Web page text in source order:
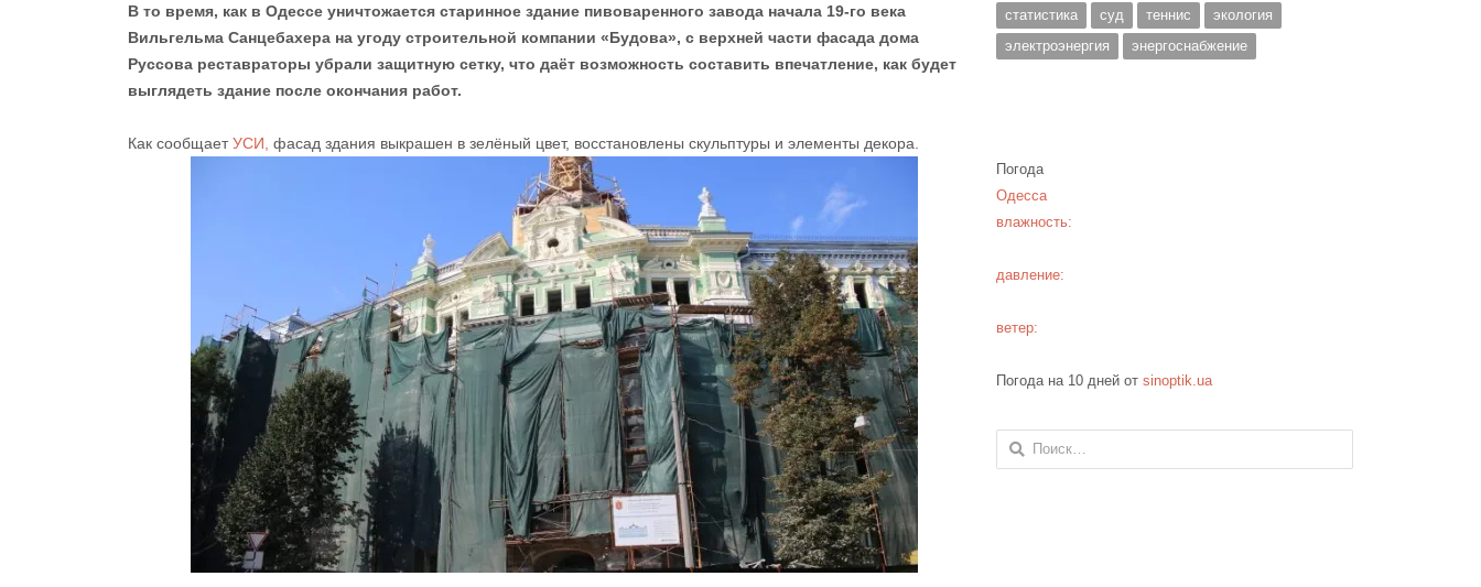
В то время, как в Одессе уничтожается старинное здание пивоваренного завода начала 19-го века
Вильгельма Санцебахера на угоду строительной компании «Будова», с верхней части фасада дома
Руссова реставраторы убрали защитную сетку, что даёт возможность составить впечатление, как будет
выглядеть здание после окончания работ.
Как сообщаетУСИ, фасад здания выкрашен в зелёный цвет, восстановлены скульптуры и элементы декора.
статистика
суд теннис
экология
электроэнергия
энергоснабжение
Погода
Одесса
влажность:
давление:
ветер:
Погода на 10 дней отsinoptik.ua
Найти: